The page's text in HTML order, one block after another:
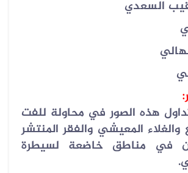
السعدي
:
هذه الصور في محاولة للفت
والغلاء المعيشي والفقر المنتشر
في مناطق خاضعة لسيطرة
.